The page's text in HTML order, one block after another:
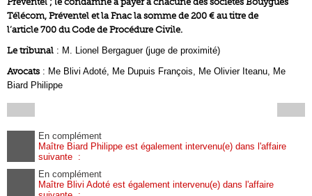
Télécom, Préventel et la Fnac la somme de 200 € au titre de
l’article 700 du Code de Procédure Civile.
Le tribunal : M. Lionel Bergaguer (juge de proximité)
Avocats : Me Blivi Adoté, Me Dupuis François, Me Olivier Iteanu, Me
Biard Philippe
En complément
Maître Biard Philippe est également intervenu(e) dans l'affaire
suivante :
En complément
Maître Blivi Adoté est également intervenu(e) dans l'affaire